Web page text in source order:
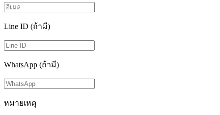
Line ID (ถ้ามี)
WhatsApp (ถ้ามี)
หมายเหตุ